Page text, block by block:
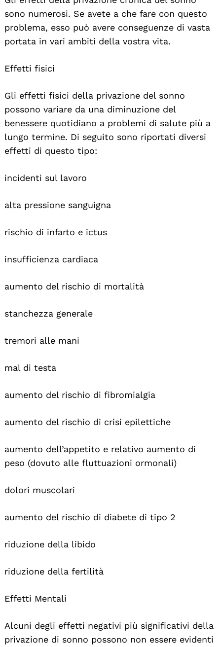
sono numerosi. Se avete a che fare con questo
problema, esso può avere conseguenze di vasta
portata in vari ambiti della vostra vita.
Effetti fisici
Gli effetti fisici della privazione del sonno
possono variare da una diminuzione del
benessere quotidiano a problemi di salute più a
lungo termine. Di seguito sono riportati diversi
effetti di questo tipo:
incidenti sul lavoro
alta pressione sanguigna
rischio di infarto e ictus
insufficienza cardiaca
aumento del rischio di mortalità
stanchezza generale
tremori alle mani
mal di testa
aumento del rischio di fibromialgia
aumento del rischio di crisi epilettiche
aumento dell’appetito e relativo aumento di
peso (dovuto alle fluttuazioni ormonali)
dolori muscolari
aumento del rischio di diabete di tipo 2
riduzione della libido
riduzione della fertilità
Effetti Mentali
Alcuni degli effetti negativi più significativi della
privazione di sonno possono non essere evidenti